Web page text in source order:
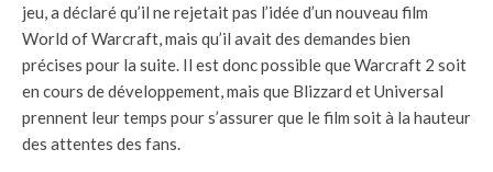
jeu, a déclaré qu’il ne rejetait pas l’idée d’un nouveau film
World of Warcraft, mais qu’il avait des demandes bien
précises pour la suite. Il est donc possible que Warcraft 2 soit
en cours de développement, mais que Blizzard et Universal
prennent leur temps pour s’assurer que le film soit à la hauteur
des attentes des fans.